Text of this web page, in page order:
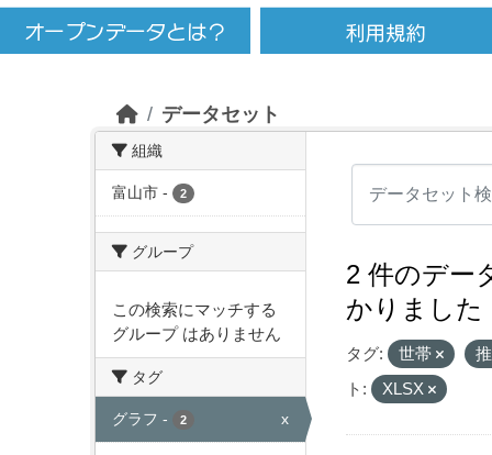
データセット
組織
富山市 - 2
グループ
この検索にマッチする
グループ はありません
タグ
グラフ - 2 x
2 件のデー
かりました
タグ: 世帯
ト:
XLSX